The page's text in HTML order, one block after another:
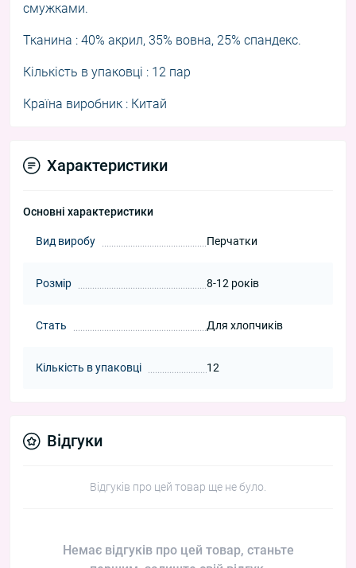
смужками.
Тканина : 40% акрил, 35% вовна, 25% спандекс.
Кількість в упаковці : 12 пар
Країна виробник : Китай
Характеристики
Основні характеристики
Вид виробу Перчатки
Розмір 8-12 років
Стать Для хлопчиків
Кількість в упаковці 12
Відгуки
Відгуків про цей товар ще не було.
Немає відгуків про цей товар, станьте